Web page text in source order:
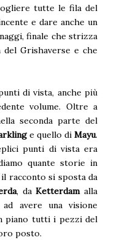
tutte le fila del
e dare anche un
finale che strizza
Grishaverse e che
di vista, anche più
volume. Oltre a
seconda parte del
e quello diMayu.
punti di vista era
quante storie in
racconto si sposta da
, daKetterdamalla
avere una visione
piano tutti i pezzi del
posto.